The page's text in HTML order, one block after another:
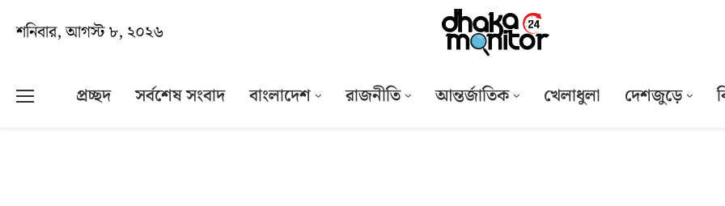
শনিবার, আগস্ট ৮, ২০২৬
প্রচ্ছদ সর্বশেষ সংবাদ বাংলাদেশ রাজনীতি আন্তর্জাতিক খেলাধুলা দেশজুড়ে